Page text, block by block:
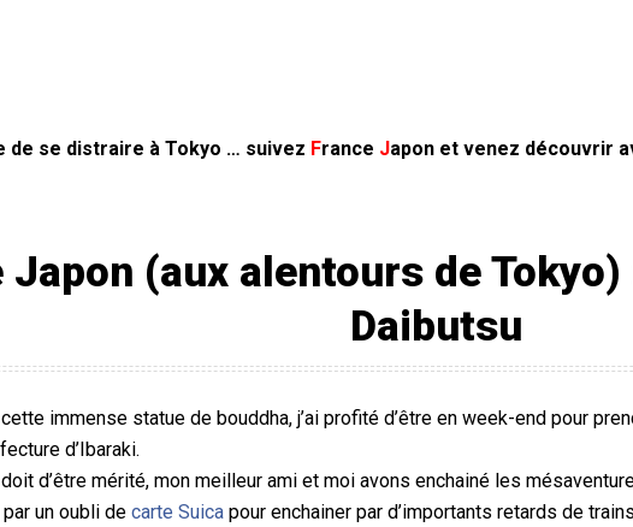
de se distraire à Tokyo … suivez France Japon et venez découvrir
Japon (aux alentours de
Daibutsu
immense statue de bouddha, j’ai profité d’être en week-end pour
d’Ibaraki.
d’être mérité, mon meilleur ami et moi avons enchainé les
un oubli de carte Suica pour enchainer par d’importants retards de